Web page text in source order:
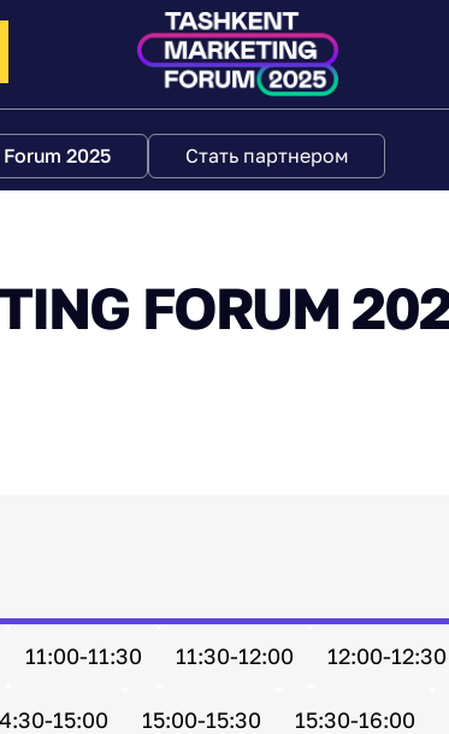
2025 Стать партнером
FORUM
11:00-11:30 11:30-12:00 12:00-12:30
15:00 15:00-15:30 15:30-16:00